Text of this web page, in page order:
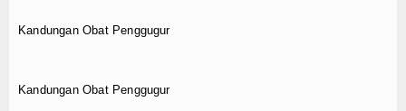
Kandungan Obat Penggugur
Kandungan Obat Penggugur